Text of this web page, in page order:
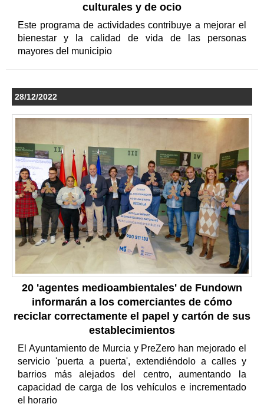
culturales y de ocio
Este programa de actividades contribuye a mejorar el
bienestar y la calidad de vida de las personas
mayores del municipio
28/12/2022
20 'agentes medioambientales' de Fundown
informarán a los comerciantes de cómo
reciclar correctamente el papel y cartón de sus
establecimientos
El Ayuntamiento de Murcia y PreZero han mejorado el
servicio 'puerta a puerta', extendiéndolo a calles y
barrios más alejados del centro, aumentando la
capacidad de carga de los vehículos e incrementado
el horario